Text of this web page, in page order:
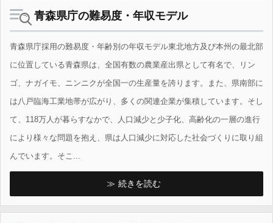
青森県庁の難易度・年収モデル
青森県庁採用の難易度・年齢別の年収モデル東北地方及び本州の最北部
に位置している青森県は、全国有数の農業産出県として有名で、リン
ゴ、ナガイモ、ニンニクが全国一の生産量を誇ります。また、県南部に
は八戸臨海工業地帯が広がり、多くの関連企業が集積しています。そし
て、118万人が暮らすなかで、人口減少と少子化、高齢化の一層の進行
により様々な問題を抱え、県は人口減少に対応した社会づくりに取り組
んでいます。そこ...
続きを読む